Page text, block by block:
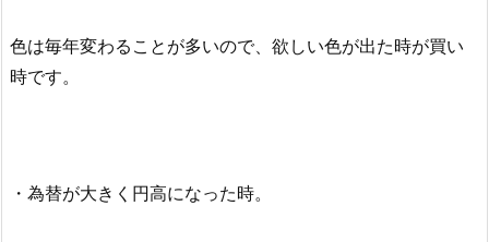
色は毎年変わることが多いので、欲しい色が出た時が買い
時です。
・為替が大きく円高になった時。